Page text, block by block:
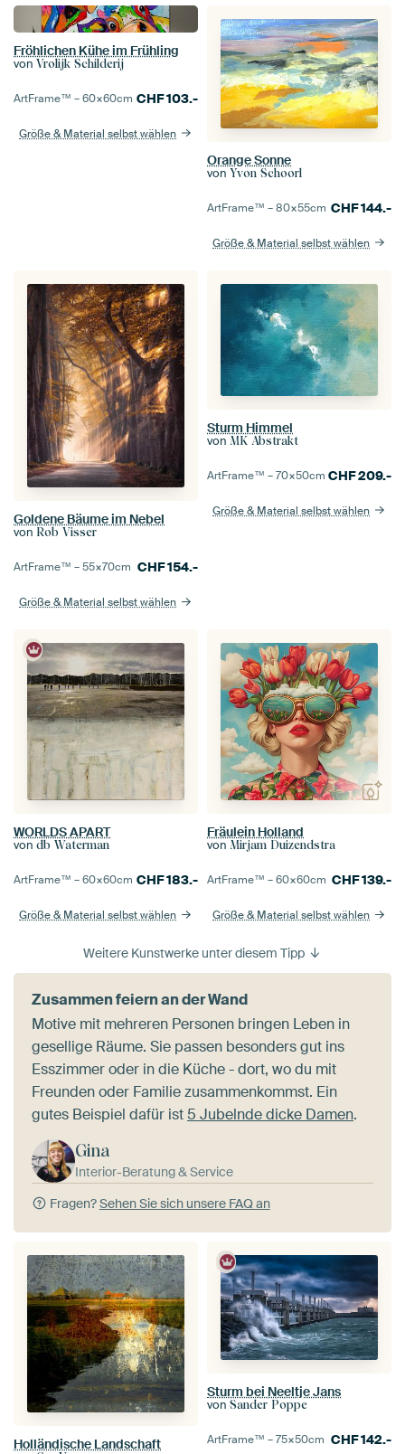
Fröhlichen Kühe im Frühling
von Vrolijk Schilderij
ArtFrame™ –60×60cm CHF103.-
Größe & Material selbst wählen
Orange Sonne
von Yvon Schoorl
ArtFrame™ –80×55cm CHF144.-
Größe & Material selbst wählen
Goldene Bäume im Nebel
von Rob Visser
ArtFrame™ –55×70cm CHF154.-
Größe & Material selbst wählen
Sturm Himmel
von MK Abstrakt
ArtFrame™ –70×50cm CHF209.-
Größe & Material selbst wählen
WORLDS APART
von db Waterman
ArtFrame™ –60×60cm CHF183.-
Größe & Material selbst wählen
Fräulein Holland
von Mirjam Duizendstra
ArtFrame™ –60×60cm CHF139.-
Größe & Material selbst wählen
Weitere Kunstwerke unter diesem Tipp
Zusammen feiern an der Wand
Motive mit mehreren Personen bringen Leben in
gesellige Räume. Sie passen besonders gut ins
Esszimmer oder in die Küche - dort, wo du mit
Freunden oder Familie zusammenkommst. Ein
gutes Beispiel dafür ist 5 Jubelnde dicke Damen.
Gina
Interior-Beratung & Service
Fragen?Sehen Sie sich unsere FAQ an
Holländische Landschaft
Sturm bei Neeltje Jans
von Sander Poppe
ArtFrame™ –75×50cm CHF142.-